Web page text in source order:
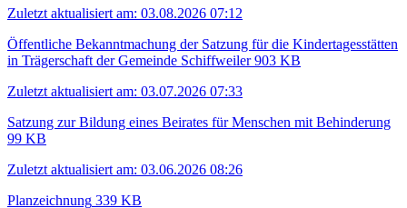
Zuletzt aktualisiert am: 03.08.2026 07:12
Öffentliche Bekanntmachung der Satzung für die Kindertagesstätten
in Trägerschaft der Gemeinde Schiffweiler903 KB
Zuletzt aktualisiert am: 03.07.2026 07:33
Satzung zur Bildung eines Beirates für Menschen mit Behinderung
99 KB
Zuletzt aktualisiert am: 03.06.2026 08:26
Planzeichnung 339 KB